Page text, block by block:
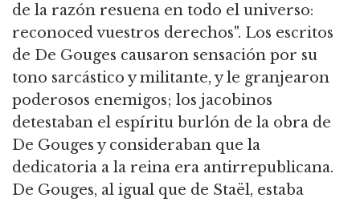
de la razón resuena en todo el universo:
reconoced vuestros derechos". Los escritos
de De Gouges causaron sensación por su
tono sarcástico y militante, y le granjearon
poderosos enemigos; los jacobinos
detestaban el espíritu burlón de la obra de
De Gouges y consideraban que la
dedicatoria a la reina era antirrepublicana.
De Gouges, al igual que de Staël, estaba